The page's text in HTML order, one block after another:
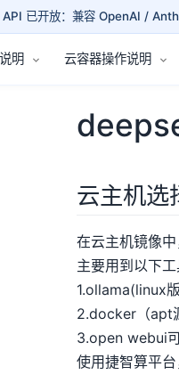
明 云容器操作说明
云主机
在云主机镜像
主要用到以下工
1.ollama(linux
2.docker（apt
3.open webui
使用捷智算平
API 已开放：兼容 OpenAI /